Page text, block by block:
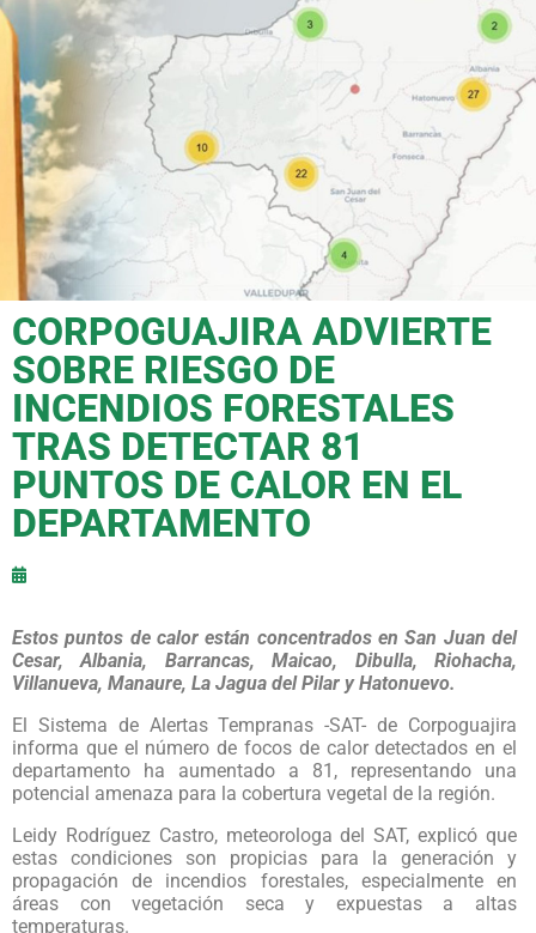
CORPOGUAJIRA ADVIERTE
SOBRE RIESGO DE
INCENDIOS FORESTALES
TRAS DETECTAR 81
PUNTOS DE CALOR EN EL
DEPARTAMENTO
Estos puntos de calor están concentrados en San Juan del
Cesar, Albania, Barrancas, Maicao, Dibulla, Riohacha,
Villanueva, Manaure, La Jagua del Pilar y Hatonuevo.
El Sistema de Alertas Tempranas -SAT- de Corpoguajira
informa que el número de focos de calor detectados en el
departamento ha aumentado a 81, representando una
potencial amenaza para la cobertura vegetal de la región.
Leidy Rodríguez Castro, meteorologa del SAT, explicó que
estas condiciones son propicias para la generación y
propagación de incendios forestales, especialmente en
áreas con vegetación seca y expuestas a altas
temperaturas.